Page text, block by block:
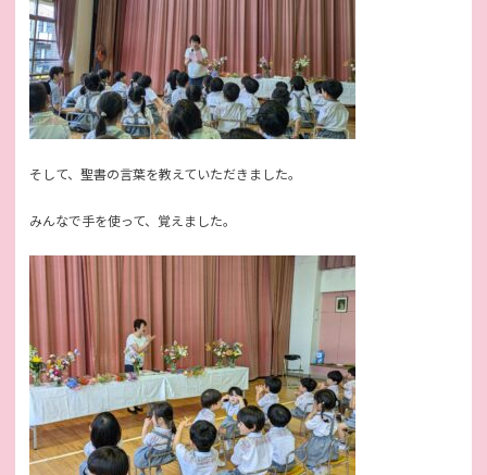
そして、聖書の言葉を教えていただきました。
みんなで手を使って、覚えました。